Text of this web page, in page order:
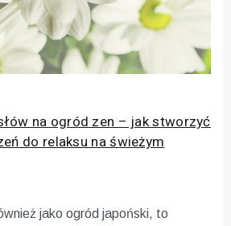
na ogród zen – jak stworzyć
do relaksu na świeżym
jako ogród japoński, to